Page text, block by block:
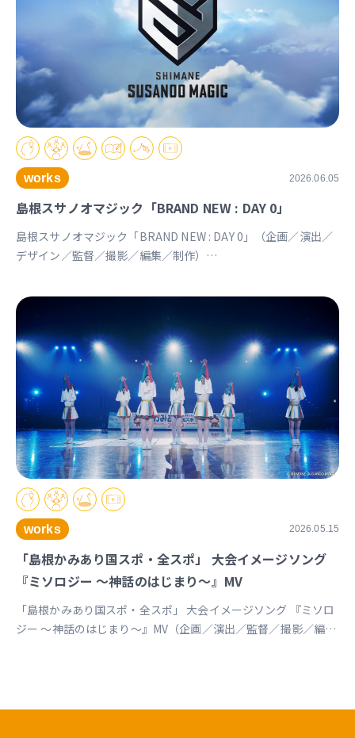
works 2026.06.05
島根スサノオマジック「BRAND NEW : DAY 0」
島根スサノオマジック「BRAND NEW : DAY 0」（企画／演出／
デザイン／監督／撮影／編集／制作）
works 2026.05.15
「島根かみあり国スポ・全スポ」 大会イメージソング
『ミソロジー ～神話のはじまり～』MV
「島根かみあり国スポ・全スポ」 大会イメージソング 『ミソロ
ジー ～神話のはじまり～』MV（企画／演出／監督／撮影／編